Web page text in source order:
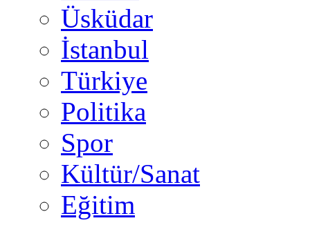
Üsküdar
İstanbul
Türkiye
Politika
Spor
Kültür/Sanat
Eğitim